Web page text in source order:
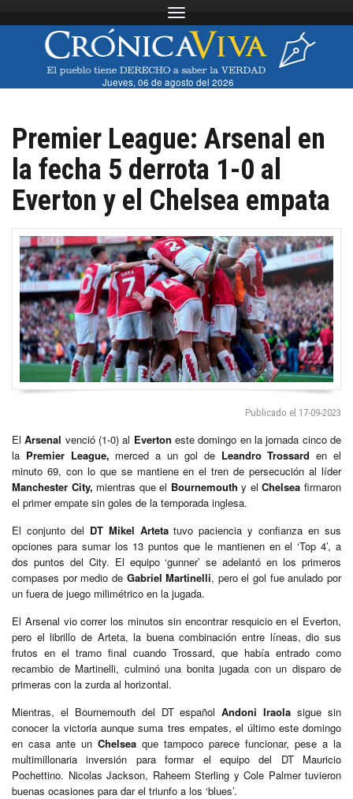
Toggle navigation
Jueves, 06 de agosto del 2026
Premier League: Arsenal en
la fecha 5 derrota 1-0 al
Everton y el Chelsea empata
Publicado el 17-09-2023
ElArsenal venció (1-0) al Everton este domingo en la jornada cinco de
la Premier League, merced a un gol de Leandro Trossard en el
minuto 69, con lo que se mantiene en el tren de persecución al líder
Manchester City, mientras que el Bournemouth y elChelsea firmaron
el primer empate sin goles de la temporada inglesa.
El conjunto del DT Mikel Artetatuvo paciencia y confianza en sus
opciones para sumar los 13 puntos que le mantienen en el ‘Top 4’, a
dos puntos del City. El equipo ‘gunner’ se adelantó en los primeros
compases por medio de Gabriel Martinelli, pero el gol fue anulado por
un fuera de juego milimétrico en la jugada.
El Arsenal vio correr los minutos sin encontrar resquicio en el Everton,
pero el librillo de Arteta, la buena combinación entre líneas, dio sus
frutos en el tramo final cuando Trossard, que había entrado como
recambio de Martinelli, culminó una bonita jugada con un disparo de
primeras con la zurda al horizontal.
Mientras, el Bournemouth del DT españolAndoni Iraola sigue sin
conocer la victoria aunque suma tres empates, el último este domingo
en casa ante un Chelsea que tampoco parece funcionar, pese a la
multimillonaria inversión para formar el equipo del DT Mauricio
Pochettino. Nicolas Jackson, Raheem Sterling y Cole Palmer tuvieron
buenas ocasiones para dar el triunfo a los ‘blues’.